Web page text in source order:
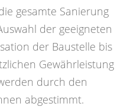
gesamte Sanierung
der geeigneten
der Baustelle bis
Gewährleistung
durch den
abgestimmt.